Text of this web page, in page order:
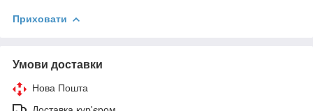
Приховати
Умови доставки
Нова Пошта